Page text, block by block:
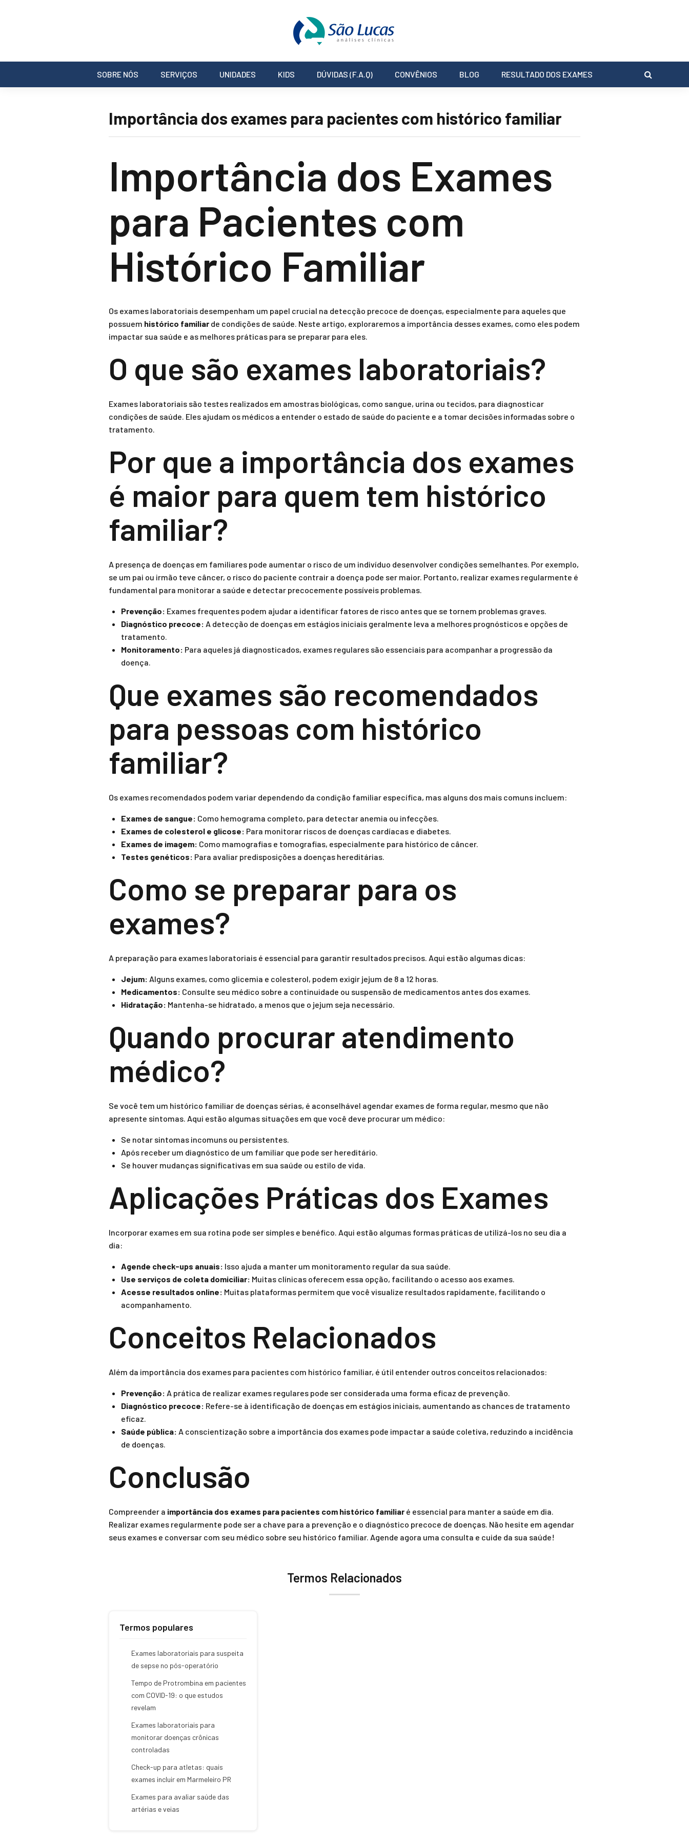
SOBRE NÓS SERVIÇOS UNIDADES KIDS DÚVIDAS (F.A.Q) CONVÊNIOS BLOG RESULTADO DOS EXAMES
Importância dos exames para pacientes com histórico familiar
Importância dos Exames
para Pacientes com
Histórico Familiar
Os exames laboratoriais desempenham um papel crucial na detecção precoce de doenças, especialmente para aqueles que
possuem histórico familiar de condições de saúde. Neste artigo, exploraremos a importância desses exames, como eles podem
impactar sua saúde e as melhores práticas para se preparar para eles.
O que são exames laboratoriais?
Exames laboratoriais são testes realizados em amostras biológicas, como sangue, urina ou tecidos, para diagnosticar
condições de saúde. Eles ajudam os médicos a entender o estado de saúde do paciente e a tomar decisões informadas sobre o
tratamento.
Por que a importância dos exames
é maior para quem tem histórico
familiar?
A presença de doenças em familiares pode aumentar o risco de um indivíduo desenvolver condições semelhantes. Por exemplo,
se um pai ou irmão teve câncer, o risco do paciente contrair a doença pode ser maior. Portanto, realizar exames regularmente é
fundamental para monitorar a saúde e detectar precocemente possíveis problemas.
Prevenção: Exames frequentes podem ajudar a identificar fatores de risco antes que se tornem problemas graves.
Diagnóstico precoce: A detecção de doenças em estágios iniciais geralmente leva a melhores prognósticos e opções de
tratamento.
Monitoramento: Para aqueles já diagnosticados, exames regulares são essenciais para acompanhar a progressão da
doença.
Que exames são recomendados
para pessoas com histórico
familiar?
Os exames recomendados podem variar dependendo da condição familiar específica, mas alguns dos mais comuns incluem:
Exames de sangue: Como hemograma completo, para detectar anemia ou infecções.
Exames de colesterol e glicose: Para monitorar riscos de doenças cardíacas e diabetes.
Exames de imagem: Como mamografias e tomografias, especialmente para histórico de câncer.
Testes genéticos: Para avaliar predisposições a doenças hereditárias.
Como se preparar para os
exames?
A preparação para exames laboratoriais é essencial para garantir resultados precisos. Aqui estão algumas dicas:
Jejum: Alguns exames, como glicemia e colesterol, podem exigir jejum de 8 a 12 horas.
Medicamentos: Consulte seu médico sobre a continuidade ou suspensão de medicamentos antes dos exames.
Hidratação: Mantenha-se hidratado, a menos que o jejum seja necessário.
Quando procurar atendimento
médico?
Se você tem um histórico familiar de doenças sérias, é aconselhável agendar exames de forma regular, mesmo que não
apresente sintomas. Aqui estão algumas situações em que você deve procurar um médico:
Se notar sintomas incomuns ou persistentes.
Após receber um diagnóstico de um familiar que pode ser hereditário.
Se houver mudanças significativas em sua saúde ou estilo de vida.
Aplicações Práticas dos Exames
Incorporar exames em sua rotina pode ser simples e benéfico. Aqui estão algumas formas práticas de utilizá-los no seu dia a
dia:
Agende check-ups anuais: Isso ajuda a manter um monitoramento regular da sua saúde.
Use serviços de coleta domiciliar: Muitas clínicas oferecem essa opção, facilitando o acesso aos exames.
Acesse resultados online: Muitas plataformas permitem que você visualize resultados rapidamente, facilitando o
acompanhamento.
Conceitos Relacionados
Além da importância dos exames para pacientes com histórico familiar, é útil entender outros conceitos relacionados:
Prevenção: A prática de realizar exames regulares pode ser considerada uma forma eficaz de prevenção.
Diagnóstico precoce: Refere-se à identificação de doenças em estágios iniciais, aumentando as chances de tratamento
eficaz.
Saúde pública: A conscientização sobre a importância dos exames pode impactar a saúde coletiva, reduzindo a incidência
de doenças.
Conclusão
Compreender a importância dos exames para pacientes com histórico familiar é essencial para manter a saúde em dia.
Realizar exames regularmente pode ser a chave para a prevenção e o diagnóstico precoce de doenças. Não hesite em agendar
seus exames e conversar com seu médico sobre seu histórico familiar. Agende agora uma consulta e cuide da sua saúde!
Termos Relacionados
Termos populares
Exames laboratoriais para suspeita
de sepse no pós-operatório
Tempo de Protrombina em pacientes
com COVID-19: o que estudos
revelam
Exames laboratoriais para
monitorar doenças crônicas
controladas
Check-up para atletas: quais
exames incluir em Marmeleiro PR
Exames para avaliar saúde das
artérias e veias